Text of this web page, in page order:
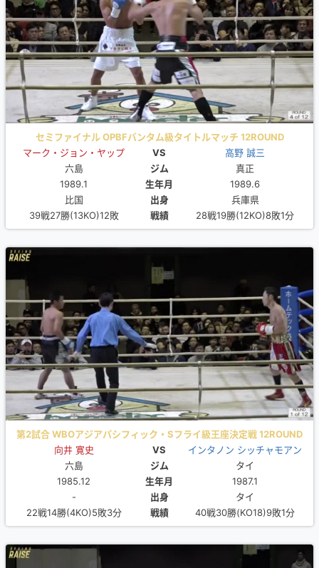
セミファイナル OPBFバンタム級タイトルマッチ 12ROUND
マーク・ジョン・ヤップ
VS
高野 誠三
六島
ジム
真正
1989.1
生年月
1989.6
比国
出身
兵庫県
39戦27勝(13KO)12敗
戦績 28戦19勝(12KO)8敗1分
第2試合 WBOアジアパシフィック・Sフライ級王座決定戦 12ROUND
向井 寛史
VS
インタノン シッチャモアン
六島
ジム
タイ
1985.12
生年月
1987.1
-
出身
タイ
22戦14勝(4KO)5敗3分
戦績 40戦30勝(KO18)9敗1分